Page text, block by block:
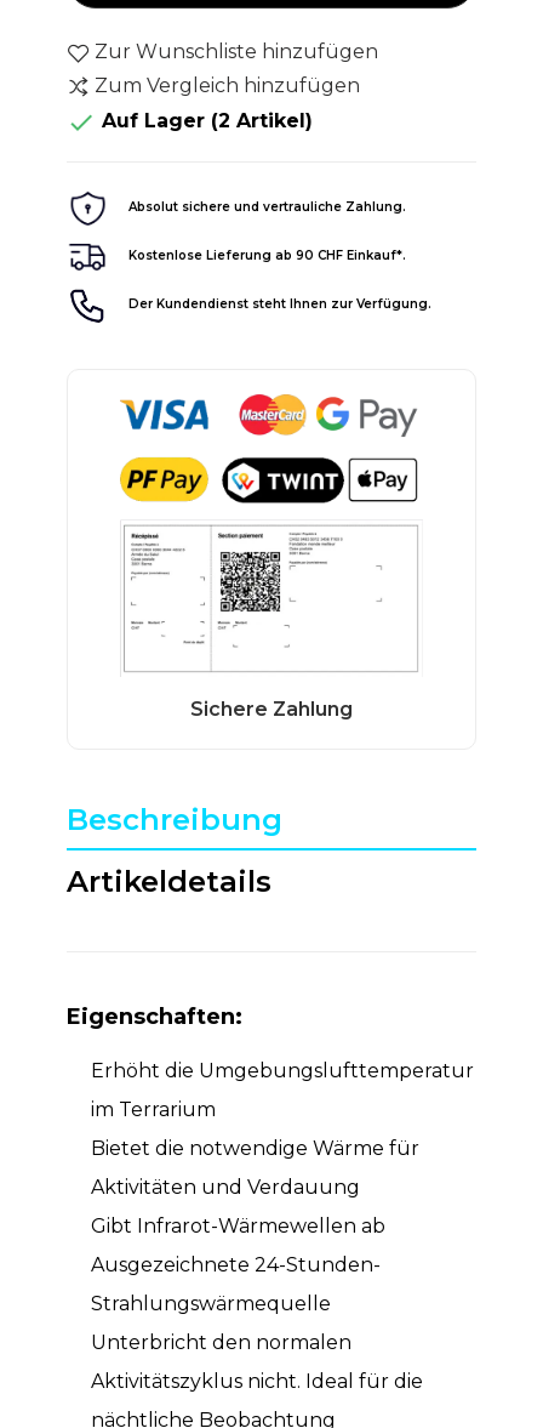
Zur Wunschliste hinzufügen
Zum Vergleich hinzufügen
 Auf Lager (2 Artikel)
Absolut sichere und vertrauliche Zahlung.
Kostenlose Lieferung ab 90 CHF Einkauf*.
Der Kundendienst steht Ihnen zur Verfügung.
Beschreibung
Artikeldetails
Eigenschaften:
Erhöht die Umgebungslufttemperatur
im Terrarium
Bietet die notwendige Wärme für
Aktivitäten und Verdauung
Gibt Infrarot-Wärmewellen ab
Ausgezeichnete 24-Stunden-
Strahlungswärmequelle
Unterbricht den normalen
Aktivitätszyklus nicht. Ideal für die
nächtliche Beobachtung